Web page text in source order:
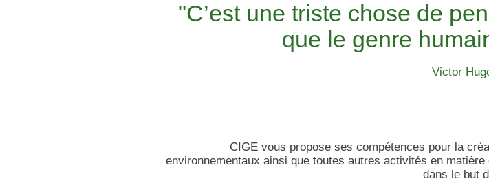
"C’est une triste chose de
que le genre
Victor
CIGE vous propose ses compétences pour la
environnementaux ainsi que toutes autres activités en
dans le but